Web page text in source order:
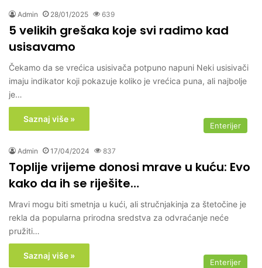
Admin 28/01/2025 639
5 velikih grešaka koje svi radimo kad
usisavamo
Čekamo da se vrećica usisivača potpuno napuni Neki usisivači
imaju indikator koji pokazuje koliko je vrećica puna, ali najbolje
je…
Saznaj više »
Enterijer
Admin 17/04/2024 837
Toplije vrijeme donosi mrave u kuću: Evo
kako da ih se riješite…
Mravi mogu biti smetnja u kući, ali stručnjakinja za štetočine je
rekla da popularna prirodna sredstva za odvraćanje neće
pružiti…
Saznaj više »
Enterijer